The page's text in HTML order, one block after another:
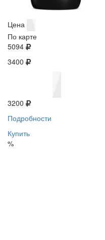
Цена
По карте
5094
3400
3200
Подробности
Купить
%